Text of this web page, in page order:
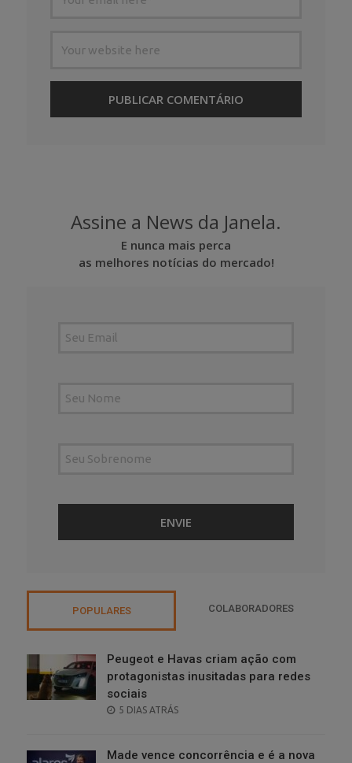
Assine a News da Janela.
E nunca mais perca
as melhores notícias do mercado!
POPULARES COLABORADORES
Peugeot e Havas criam ação com
protagonistas inusitadas para redes
sociais
POSTED
5 DIAS ATRÁS
Made vence concorrência e é a nova